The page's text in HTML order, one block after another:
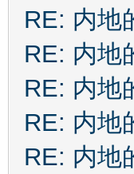
RE: 内地
RE: 内地
RE: 内地
RE: 内地
RE: 内地